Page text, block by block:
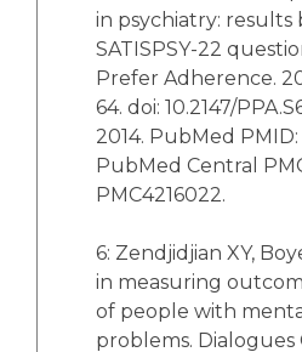
in psychiatry: results
SATISPSY-22
Prefer Adherence.
64. doi: 10.2147/
2014. PubMed PMID:
PubMed Central
PMC4216022.
6: Zendjidjian XY,
in measuring
of people with
problems. Dialogues